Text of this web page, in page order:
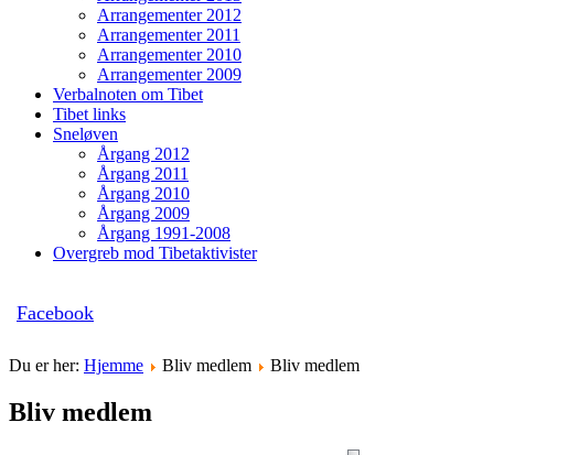
Arrangementer 2012
Arrangementer 2011
Arrangementer 2010
Arrangementer 2009
Verbalnoten om Tibet
Tibet links
Sneløven
Årgang 2012
Årgang 2011
Årgang 2010
Årgang 2009
Årgang 1991-2008
Overgreb mod Tibetaktivister
Facebook
Du er her: Hjemme Bliv medlem Bliv medlem
Bliv medlem